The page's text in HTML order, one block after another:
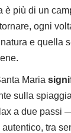
è più di un
ogni
e quella
Maria
sulla
a due passi
tra